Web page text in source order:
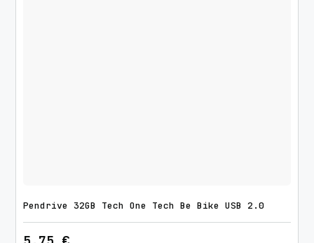
Pendrive 32GB Tech One Tech Be Bike USB 2.0